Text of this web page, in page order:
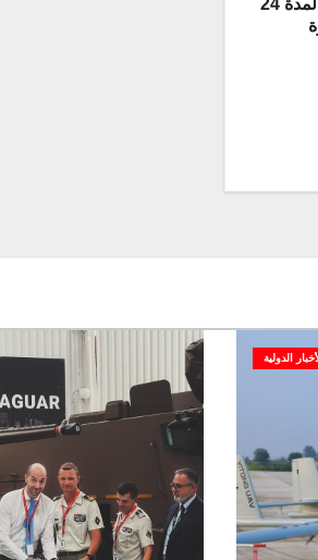
بحمولة طن وقدرة على التحليق لمدة 24
الدولية